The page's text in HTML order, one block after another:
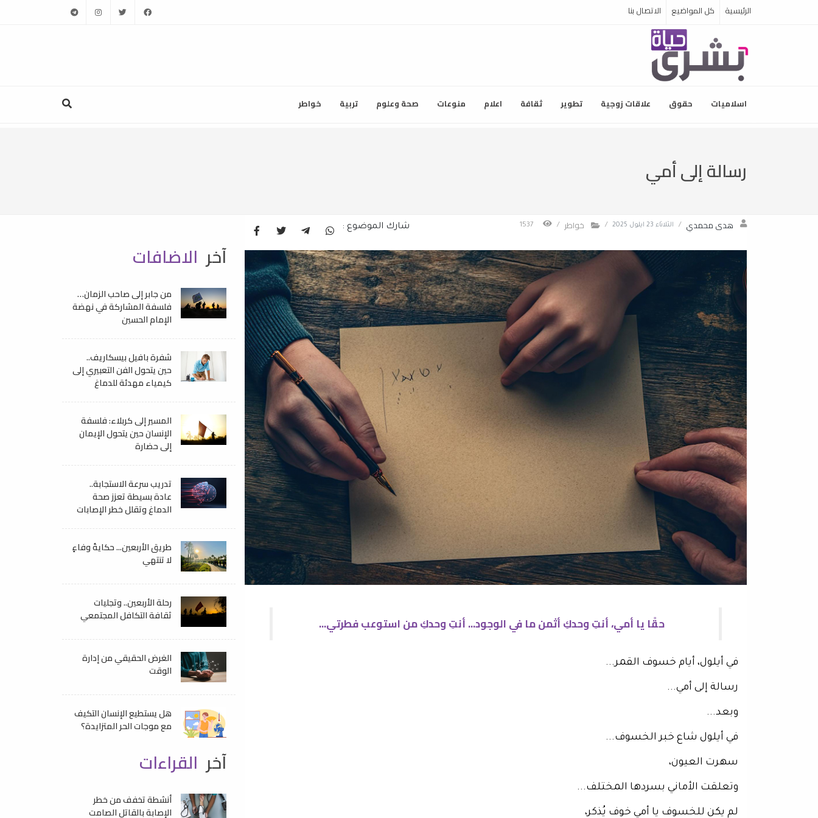
الرئيسية كل المواضيع الاتصال بنا facebook
twitter
instagram
telegram
اسلاميات حقوق علاقات زوجية تطوير ثقافة اعلام منوعات صحة وعلوم تربية خواطر
رسالة إلى أمي
هدى محمدي / الثلاثاء 23 ايلول 2025 / خواطر / شارك الموضوع :
حقًا يا أمي، أنتِ وحدكِ أثمن ما في الوجود... أنتِ وحدكِ من استوعب فطرتي...
في أيلول، أيام خسوف القمر...
رسالة إلى أمي...
وبعد...
في أيلول شاع خبر الخسوف...
سهرت العيون،
وتعلقت الأماني بسردها المختلف...
لم يكن للخسوف يا أمي خوف يُذكر،
آخر الاضافات
من جابر إلى صاحب الزمان…
فلسفة المشاركة في نهضة
الإمام الحسين
شفرة بافيل بيسكاريف..
حين يتحول الفن التعبيري إلى
كيمياء مهدئة للدماغ
المسير إلى كربلاء: فلسفة
الإنسان حين يتحول الإيمان
إلى حضارة
تدريب سرعة الاستجابة..
عادة بسيطة تعزز صحة
الدماغ وتقلل خطر الإصابات
طريق الأربعين... حكايةُ وفاءٍ
لا تنتهي
رحلة الأربعين.. وتجليات
ثقافة التكافل المجتمعي
الغرض الحقيقي من إدارة
الوقت
هل يستطيع الإنسان التكيف
مع موجات الحر المتزايدة؟
آخر القراءات
أنشطة تخفف من خطر
الإصابة بالقاتل الصامت